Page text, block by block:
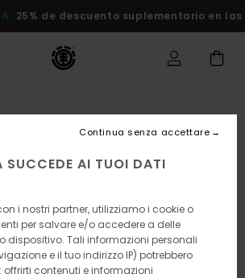
25% de descuento suplementario en
SUCCEDE AI TUOI DATI
i nostri partner, utilizziamo i cookie o
per salvare e/o accedere a delle
dispositivo. Tali informazioni personali
e il tuo indirizzo IP) potrebbero
offrirti contenuti e informazioni
Continua senza accettare